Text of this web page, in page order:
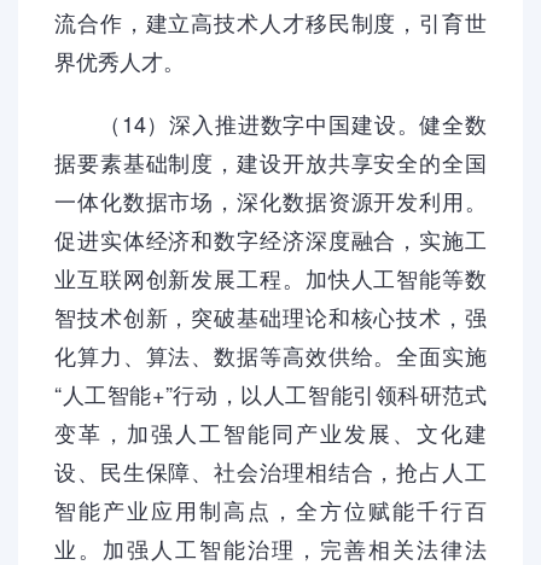
流合作，建立高技术人才移民制度，引育世
界优秀人才。
（14）深入推进数字中国建设。健全数
据要素基础制度，建设开放共享安全的全国
一体化数据市场，深化数据资源开发利用。
促进实体经济和数字经济深度融合，实施工
业互联网创新发展工程。加快人工智能等数
智技术创新，突破基础理论和核心技术，强
化算力、算法、数据等高效供给。全面实施
“人工智能+”行动，以人工智能引领科研范式
变革，加强人工智能同产业发展、文化建
设、民生保障、社会治理相结合，抢占人工
智能产业应用制高点，全方位赋能千行百
业。加强人工智能治理，完善相关法律法